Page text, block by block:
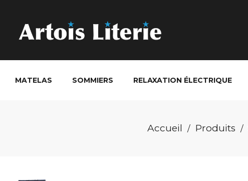
MATELAS SOMMIERS RELAXATION ÉLECTRIQUE
Accueil / Produits /